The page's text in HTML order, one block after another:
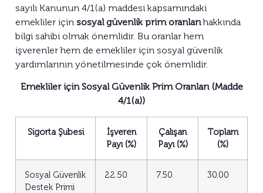
sayılı Kanunun 4/1(a) maddesi kapsamındaki
emekliler için sosyal güvenlik prim oranlarıhakkında
bilgi sahibi olmak önemlidir. Bu oranlar hem
işverenler hem de emekliler için sosyal güvenlik
yardımlarının yönetilmesinde çok önemlidir.
Emekliler için Sosyal Güvenlik Prim Oranları (Madde
4/1(a))
Sigorta Şubesi
İşveren
Payı (%)
Çalışan
Payı (%)
Toplam
(%)
Sosyal Güvenlik
Destek Primi
22.50 7.50 30.00